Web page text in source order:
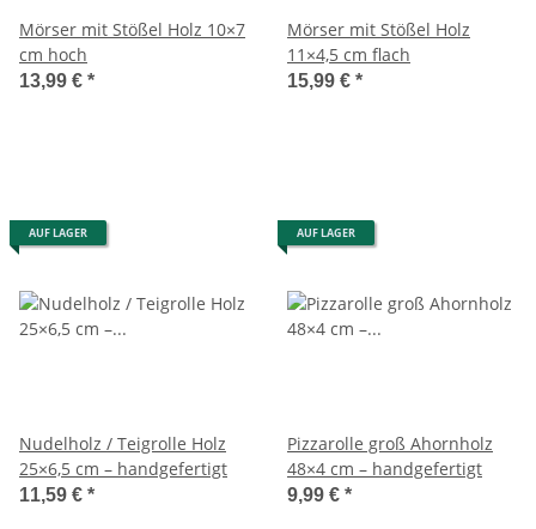
Mörser mit Stößel Holz 10×7
cm hoch
13,99 € *
Mörser mit Stößel Holz
11×4,5 cm flach
15,99 € *
AUF LAGER
Nudelholz / Teigrolle Holz
25×6,5 cm – handgefertigt
11,59 € *
AUF LAGER
Pizzarolle groß Ahornholz
48×4 cm – handgefertigt
9,99 € *